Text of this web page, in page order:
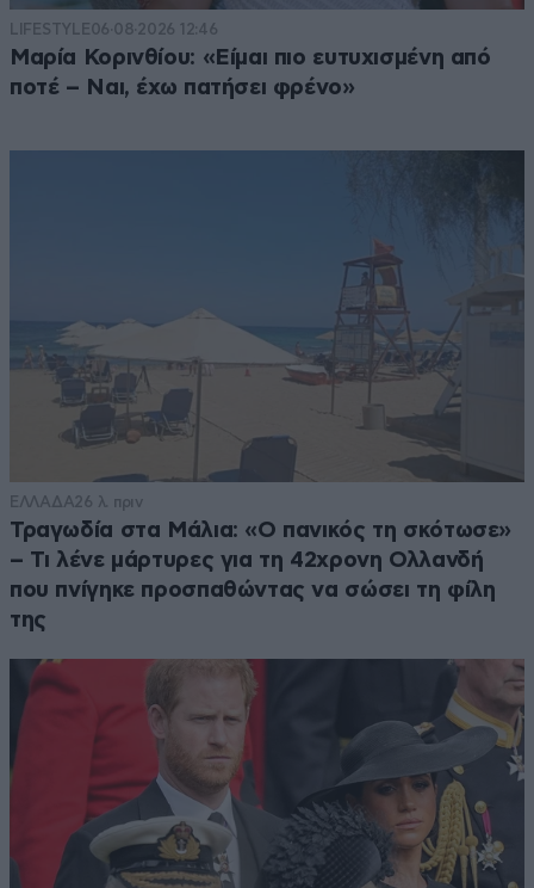
LIFESTYLE06·08·2026 12:46
Μαρία Κορινθίου: «Είμαι πιο ευτυχισμένη από
ποτέ – Ναι, έχω πατήσει φρένο»
ΕΛΛΑΔΑ26 λ. πριν
Τραγωδία στα Μάλια: «Ο πανικός τη σκότωσε»
– Τι λένε μάρτυρες για τη 42χρονη Ολλανδή
που πνίγηκε προσπαθώντας να σώσει τη φίλη
της